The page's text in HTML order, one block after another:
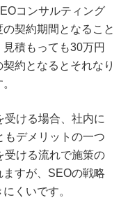
コンサルティング
契約期間となること
積もっても30万円
約となるとそれなり
受ける場合、社内に
もデメリットの一つ
受ける流れで施策の
すが、SEOの戦略
くいです。